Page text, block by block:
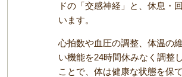
ドの「交感神経」と、休息・
います。
心拍数や血圧の調整、体温の
い機能を24時間休みなく調整
ことで、体は健康な状態を保て